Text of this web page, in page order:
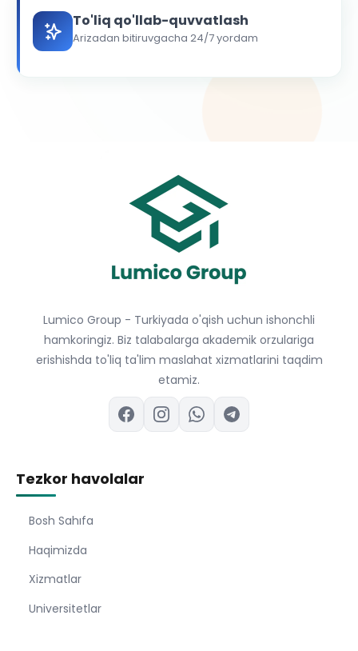
To'liq qo'llab-quvvatlash
Arizadan bitiruvgacha 24/7 yordam
Lumico Group - Turkiyada o'qish uchun ishonchli
hamkoringiz. Biz talabalarga akademik orzulariga
erishishda to'liq ta'lim maslahat xizmatlarini taqdim
etamiz.
Tezkor havolalar
Bosh Sahıfa
Haqimizda
Xizmatlar
Universitetlar